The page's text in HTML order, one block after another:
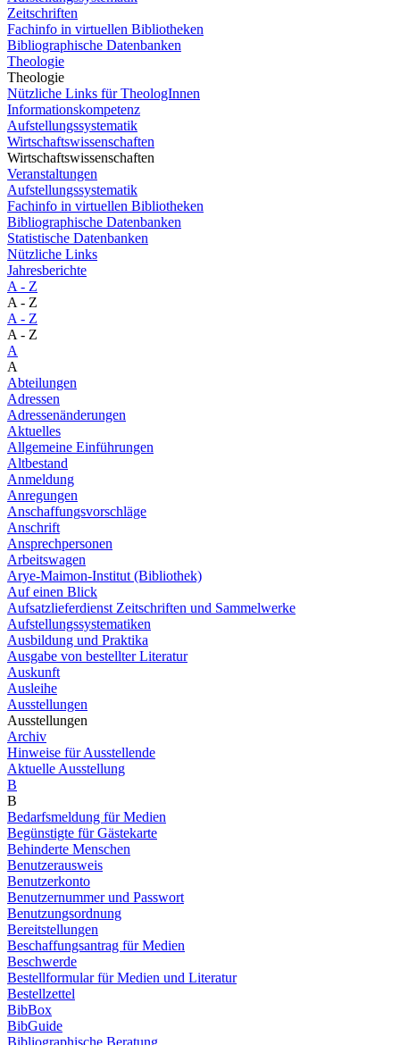
Zeitschriften
Fachinfo in virtuellen Bibliotheken
Bibliographische Datenbanken
Theologie
Theologie
Nützliche Links für TheologInnen
Informationskompetenz
Aufstellungssystematik
Wirtschaftswissenschaften
Wirtschaftswissenschaften
Veranstaltungen
Aufstellungssystematik
Fachinfo in virtuellen Bibliotheken
Bibliographische Datenbanken
Statistische Datenbanken
Nützliche Links
Jahresberichte
A - Z
A - Z
A - Z
A - Z
A
A
Abteilungen
Adressen
Adressenänderungen
Aktuelles
Allgemeine Einführungen
Altbestand
Anmeldung
Anregungen
Anschaffungsvorschläge
Anschrift
Ansprechpersonen
Arbeitswagen
Arye-Maimon-Institut (Bibliothek)
Auf einen Blick
Aufsatzlieferdienst Zeitschriften und Sammelwerke
Aufstellungssystematiken
Ausbildung und Praktika
Ausgabe von bestellter Literatur
Auskunft
Ausleihe
Ausstellungen
Ausstellungen
Archiv
Hinweise für Ausstellende
Aktuelle Ausstellung
B
B
Bedarfsmeldung für Medien
Begünstigte für Gästekarte
Behinderte Menschen
Benutzerausweis
Benutzerkonto
Benutzernummer und Passwort
Benutzungsordnung
Bereitstellungen
Beschaffungsantrag für Medien
Beschwerde
Bestellformular für Medien und Literatur
Bestellzettel
BibBox
BibGuide
Bibliographische Beratung